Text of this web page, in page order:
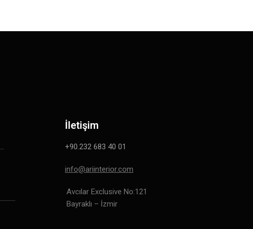
İletişim
+90.232 683 40 01
info@ariinterior.com
Avcılar Exclusive No:121
Bayraklı – İzmir